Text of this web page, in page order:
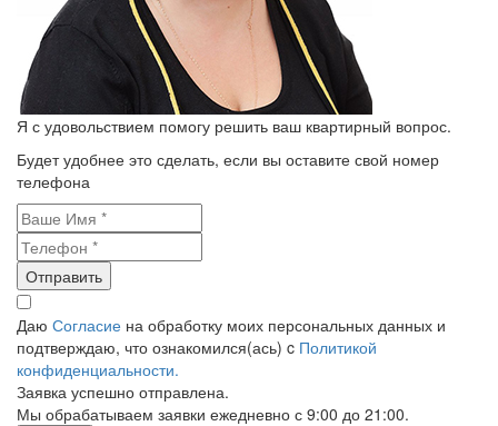
Я с удовольствием помогу решить ваш квартирный вопрос.
Будет удобнее это сделать, если вы оставите свой номер
телефона
Отправить
Даю Согласие на обработку моих персональных данных и
подтверждаю, что ознакомился(ась) c Политикой
конфиденциальности.
Заявка успешно отправлена.
Мы обрабатываем заявки ежедневно с 9:00 до 21:00.